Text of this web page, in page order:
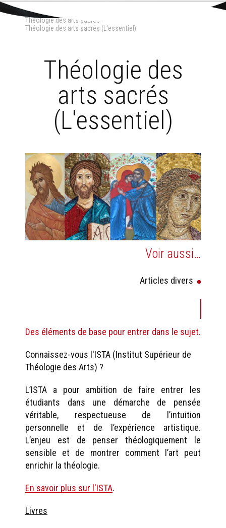
Aller
contenu.
Outils
personnels
Accueil
Théologie des arts sacrés ›
Théologie des arts sacrés (L'essentiel)
Théologie des
arts sacrés
(L'essentiel)
Voir aussi…
Articles divers
Des éléments de base pour entrer dans le sujet.
Connaissez-vous l'ISTA (Institut Supérieur de
Théologie des Arts) ?
L’ISTA a pour ambition de faire entrer les
étudiants dans une démarche de pensée
véritable, respectueuse de l’intuition
personnelle et de l’expérience artistique.
L’enjeu est de penser théologiquement le
sensible et de montrer comment l’art peut
enrichir la théologie.
En savoir plus sur l'ISTA.
Livres